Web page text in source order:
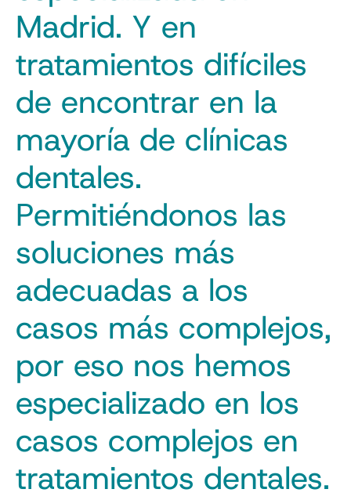
Madrid. Y en
tratamientos difíciles
de encontrar en la
mayoría de clínicas
dentales.
Permitiéndonos las
soluciones más
adecuadas a los
casos más complejos,
por eso nos hemos
especializado en los
casos complejos en
tratamientos dentales.